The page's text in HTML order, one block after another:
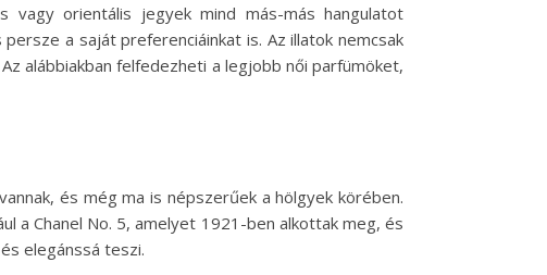
vagy orientális jegyek mind más-más hangulatot
a saját preferenciáinkat is. Az illatok nemcsak
alábbiakban felfedezheti a legjobb női parfümöket,
és még ma is népszerűek a hölgyek körében.
a Chanel No. 5, amelyet 1921-ben alkottak meg, és
elegánssá teszi.